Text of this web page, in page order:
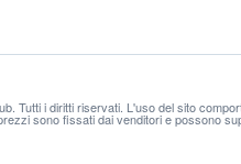
Tutti i diritti riservati. L'uso del sito
sono fissati dai venditori e possono